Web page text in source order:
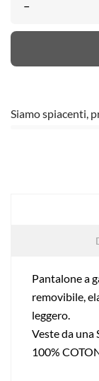
–
Siamo spiacenti,
Pantalone a
removibile,
leggero.
Veste da una
100%